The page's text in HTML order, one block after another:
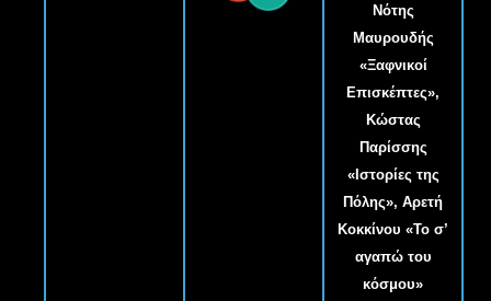
Νότης
Μαυρουδής
«Ξαφνικοί
Επισκέπτες»,
Κώστας
Παρίσσης
«Ιστορίες της
Πόλης», Αρετή
Κοκκίνου «Το σ’
αγαπώ του
κόσμου»